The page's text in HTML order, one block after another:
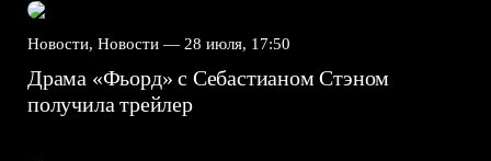
Новости, Новости — 28 июля, 17:50
Драма «Фьорд» с Себастианом Стэном
получила трейлер